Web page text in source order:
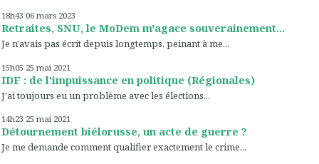
18h43 06 mars 2023
Retraites, SNU, le MoDem m'agace souverainement...
Je n'avais pas écrit depuis longtemps, peinant à me...
15h05 25 mai 2021
IDF : de l'impuissance en politique (Régionales)
J'ai toujours eu un problème avec les élections...
14h23 25 mai 2021
Détournement biélorusse, un acte de guerre ?
Je me demande comment qualifier exactement le crime...